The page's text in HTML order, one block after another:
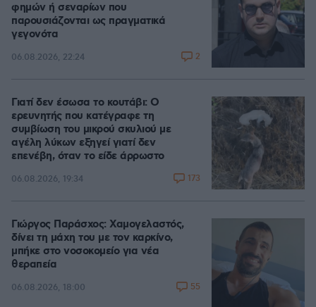
φημών ή σεναρίων που
παρουσιάζονται ως πραγματικά
γεγονότα
06.08.2026, 22:24 2
Γιατί δεν έσωσα το κουτάβι: Ο
ερευνητής που κατέγραφε τη
συμβίωση του μικρού σκυλιού με
αγέλη λύκων εξηγεί γιατί δεν
επενέβη, όταν το είδε άρρωστο
06.08.2026, 19:34 173
Γιώργος Παράσχος: Χαμογελαστός,
δίνει τη μάχη του με τον καρκίνο,
μπήκε στο νοσοκομείο για νέα
θεραπεία
06.08.2026, 18:00 55